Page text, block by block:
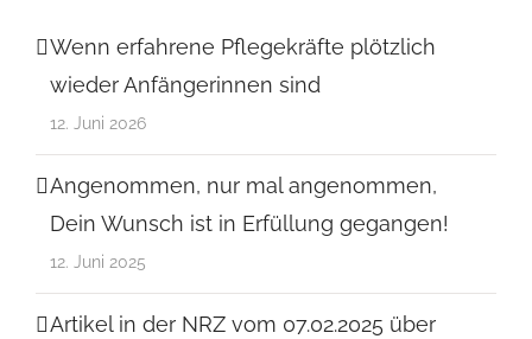
Wenn erfahrene Pflegekräfte plötzlich
wieder Anfängerinnen sind
12. Juni 2026
Angenommen, nur mal angenommen,
Dein Wunsch ist in Erfüllung gegangen!
12. Juni 2025
Artikel in der NRZ vom 07.02.2025 über